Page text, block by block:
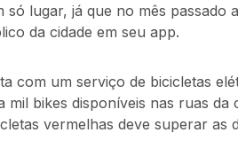
só lugar, já que no mês
da cidade em seu app.
com um serviço de bicicletas
mil bikes disponíveis nas ruas
vermelhas deve superar as